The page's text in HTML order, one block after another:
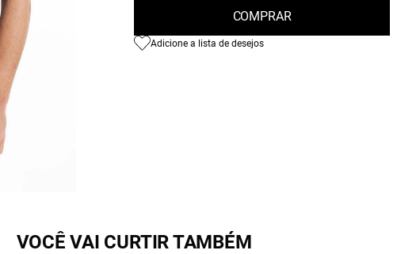
COMPRAR
Adicione a lista de desejos
VOCÊ VAI CURTIR TAMBÉM